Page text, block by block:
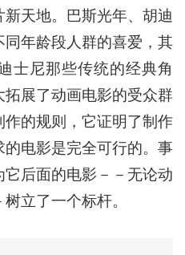
天地。巴斯光年、胡迪
年龄段人群的喜爱，其
士尼那些传统的经典角
拓展了动画电影的受众群
的规则，它证明了制作
电影是完全可行的。事
它后面的电影－－无论动
立了一个标杆。